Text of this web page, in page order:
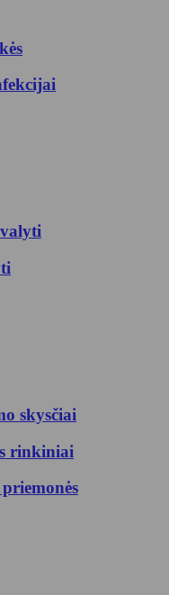
skysčiai
rinkiniai